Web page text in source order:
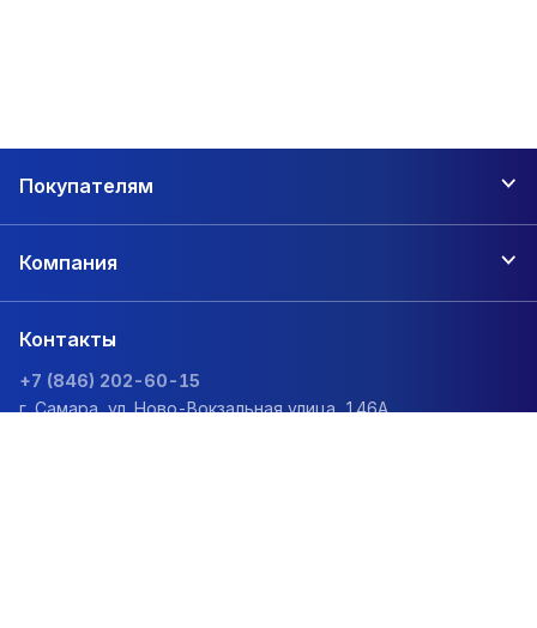
Покупателям
Компания
Контакты
+7 (846) 202-60-15
г. Самара, ул. Ново-Вокзальная улица, 146А